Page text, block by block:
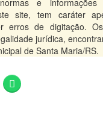
e informações
site, tem caráter
erros de digitação.
jurídica,
de Santa Maria/RS.